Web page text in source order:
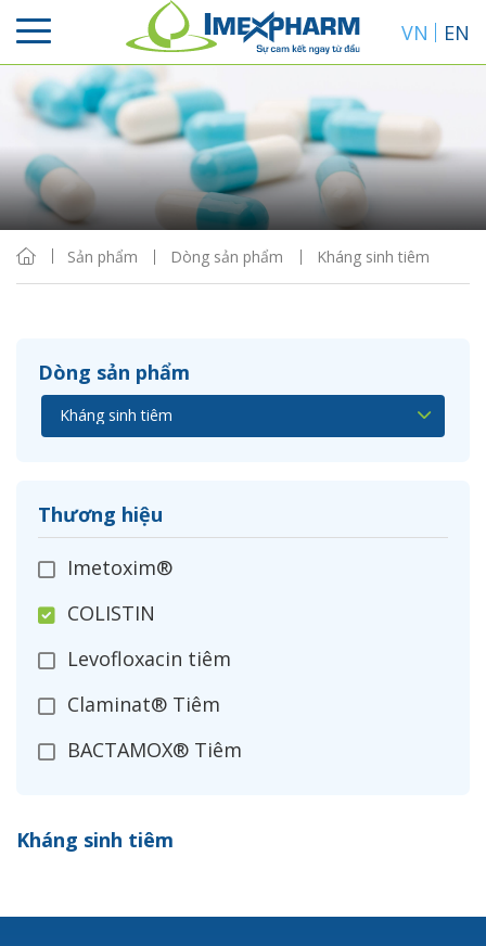
VN EN
Sản phẩm Dòng sản phẩm Kháng sinh tiêm
Dòng sản phẩm
Thương hiệu
Imetoxim®
COLISTIN
Levofloxacin tiêm
Claminat® Tiêm
BACTAMOX® Tiêm
Ceftizoxim®
Kháng sinh tiêm
Sắp xếp
Hiển thị